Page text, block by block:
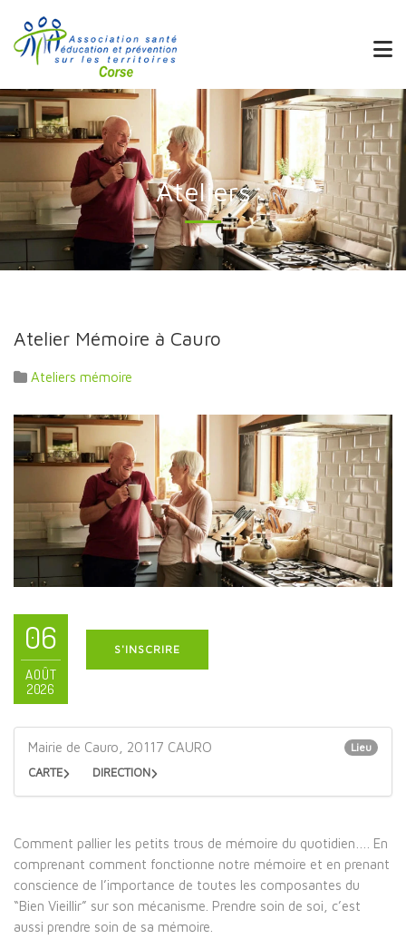
Ateliers
Atelier Mémoire à Cauro
Ateliers mémoire
06
AOÛT
2026
S'INSCRIRE
Mairie de Cauro, 20117 CAURO Lieu
CARTE DIRECTION
Comment pallier les petits trous de mémoire du quotidien…. En
comprenant comment fonctionne notre mémoire et en prenant
conscience de l’importance de toutes les composantes du
“Bien Vieillir” sur son mécanisme. Prendre soin de soi, c’est
aussi prendre soin de sa mémoire.